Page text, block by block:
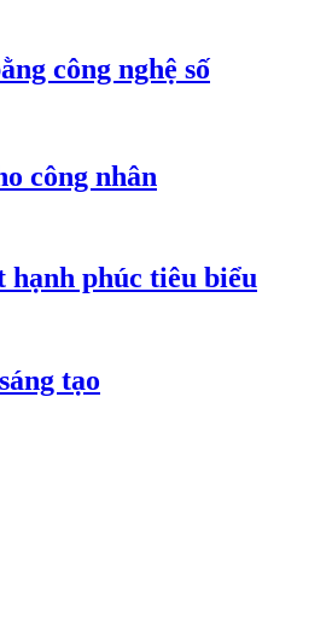
công nghệ số
công nhân
phúc tiêu biểu
tạo